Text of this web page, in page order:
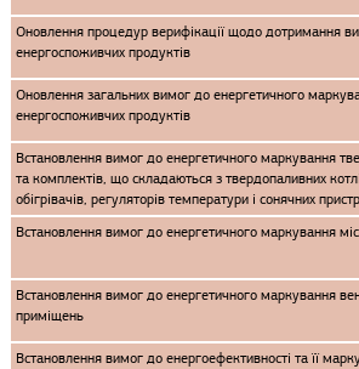
Оновлення процедур верифікації щодо дотримання
енергоспоживчих продуктів
Оновлення загальних вимог до енергетичного
енергоспоживчих продуктів
Встановлення вимог до енергетичного маркування
та комплектів, що складаються з твердопаливних
обігрівачів, регуляторів температури і сонячних
Встановлення вимог до енергетичного маркування
Встановлення вимог до енергетичного маркування
приміщень
Встановлення вимог до енергоефективності та її